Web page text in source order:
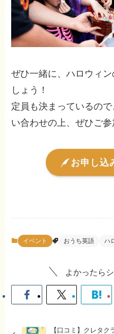
ぜひ一緒に、ハロウィ
しょう！
定員も決まっているの
い合わせの上、ぜひご
お申し込
イベント おうち英語 ハ
よかったら
【口コミ】クレタ